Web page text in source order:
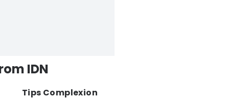
IDN
Tips Complexion